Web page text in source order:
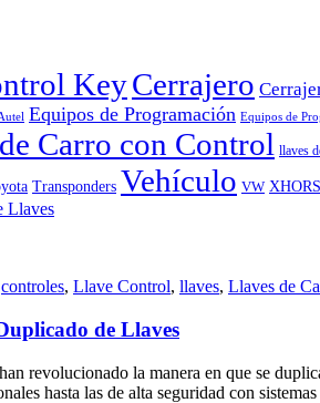
KeyCerrajero
Equipos de Programación Equipos de
Carro con Control llaves
Transponders Vehículo VW
controles, Llave Control, llaves, Llaves de
de Llaves
revolucionado la manera en que se
hasta las de alta seguridad con